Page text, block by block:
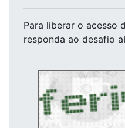
Para liberar o acesso
responda ao desafio